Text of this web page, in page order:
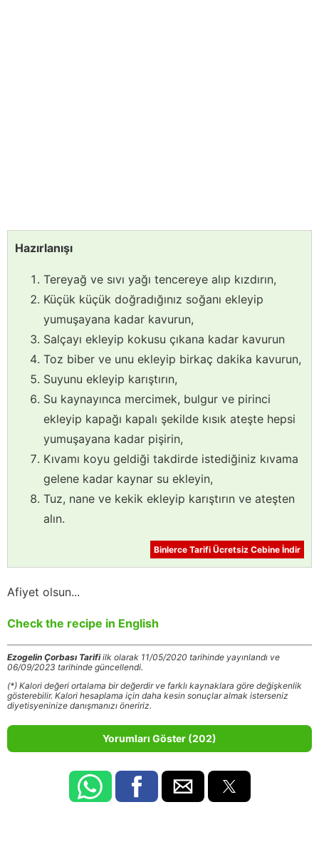
Hazırlanışı
Tereyağ ve sıvı yağı tencereye alıp kızdırın,
Küçük küçük doğradığınız soğanı ekleyip
yumuşayana kadar kavurun,
Salçayı ekleyip kokusu çıkana kadar kavurun
Toz biber ve unu ekleyip birkaç dakika kavurun,
Suyunu ekleyip karıştırın,
Su kaynayınca mercimek, bulgur ve pirinci
ekleyip kapağı kapalı şekilde kısık ateşte hepsi
yumuşayana kadar pişirin,
Kıvamı koyu geldiği takdirde istediğiniz kıvama
gelene kadar kaynar su ekleyin,
Tuz, nane ve kekik ekleyip karıştırın ve ateşten
alın.
Binlerce Tarifi Ücretsiz Cebine İndir
Afiyet olsun...
Check the recipe in English
Ezogelin Çorbası Tarifiilk olarak 11/05/2020 tarihinde yayınlandı ve
06/09/2023 tarihinde güncellendi.
(*) Kalori değeri ortalama bir değerdir ve farklı kaynaklara göre değişkenlik
gösterebilir. Kalori hesaplama için daha kesin sonuçlar almak isterseniz
diyetisyeninize danışmanızı öneririz.
Yorumları Göster (202)